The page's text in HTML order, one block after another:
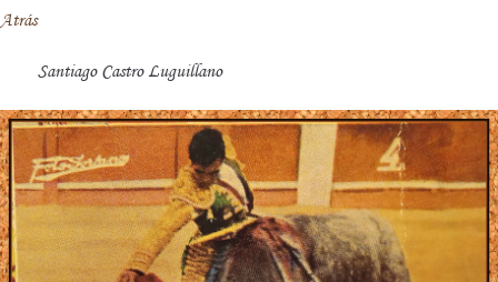
Atrás
Santiago Castro Luguillano